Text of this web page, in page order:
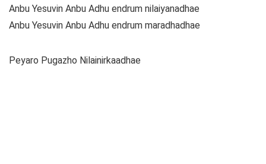
Anbu Yesuvin Anbu Adhu endrum nilaiyanadhae
Anbu Yesuvin Anbu Adhu endrum maradhadhae
Peyaro Pugazho Nilainirkaadhae